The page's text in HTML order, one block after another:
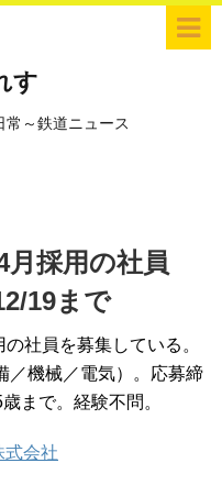
す
～鉄道ニュース
月採用の社員
19まで
社員を募集している。
／機械／電気）。応募締
まで。経験不問。
式会社